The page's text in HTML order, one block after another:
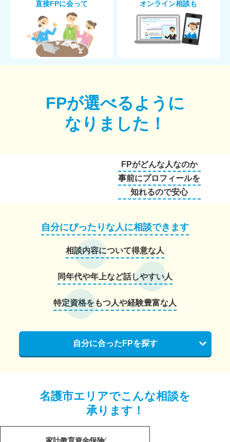
直接FPに会って
オンライン相談も
FPが選べるように
なりました！
FPがどんな人なのか
事前にプロフィールを
知れるので安心
自分にぴったりな人に相談できます
相談内容について得意な人
同年代や年上など話しやすい人
特定資格をもつ人や経験豊富な人
自分に合ったFPを探す
名護市エリアでこんな相談を
承ります！